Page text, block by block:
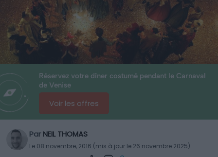
Réservez votre dîner costumé pendant le Carnaval
de Venise
Voir les offres
Par NEIL THOMAS
Le 08 novembre, 2016 (mis à jour le 26 novembre 2025)